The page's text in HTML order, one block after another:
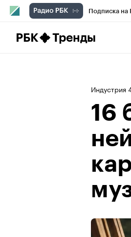
Подписка на
РБК Тренды
Индустрия
16